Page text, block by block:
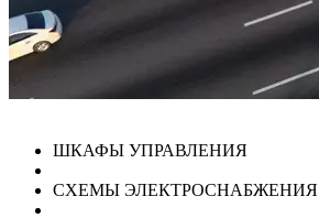
ШКАФЫ УПРАВЛЕНИЯ
СХЕМЫ ЭЛЕКТРОСНАБЖЕНИЯ